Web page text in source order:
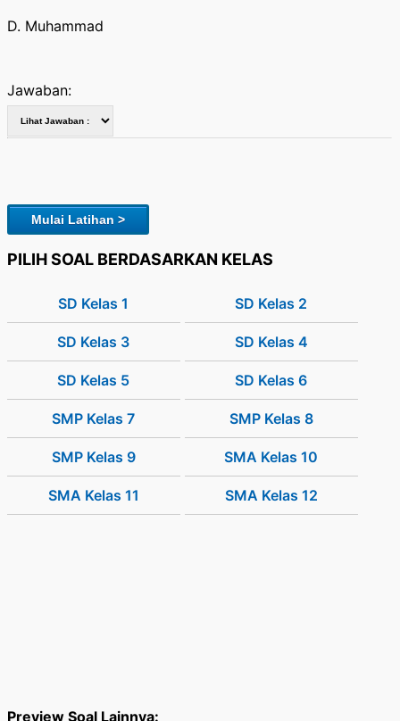
D. Muhammad
Jawaban:
Mulai Latihan >
PILIH SOAL BERDASARKAN KELAS
SD Kelas 1 SD Kelas 2
SD Kelas 3 SD Kelas 4
SD Kelas 5 SD Kelas 6
SMP Kelas 7 SMP Kelas 8
SMP Kelas 9 SMA Kelas 10
SMA Kelas 11 SMA Kelas 12
Preview Soal Lainnya: